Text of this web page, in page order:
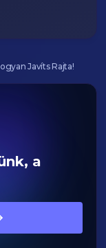
Javíts Rajta!
a